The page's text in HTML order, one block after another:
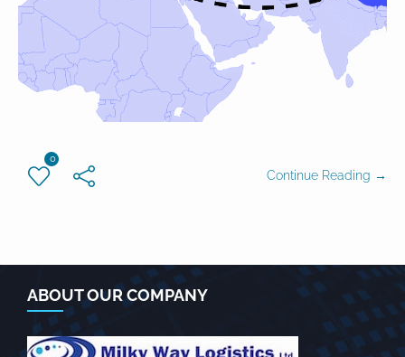
0
Continue Reading →
ABOUT OUR COMPANY